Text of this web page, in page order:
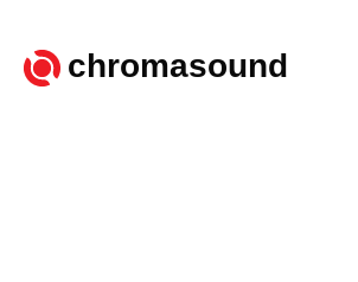
chromasound